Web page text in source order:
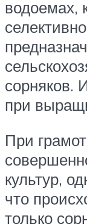
водоемах,
сорняков.
при
При
культур,
что
только